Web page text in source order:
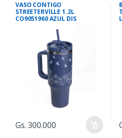
VASO CONTIGO
STREETERVILLE 1.2L
CO9051960 AZUL DIS
Gs. 300.000